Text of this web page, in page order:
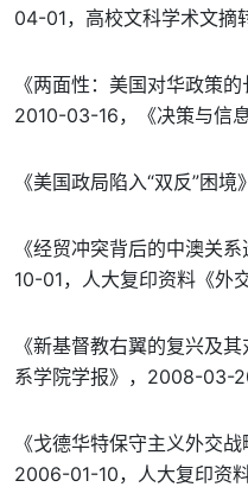
04-01，高校文科学术文摘
《两面性：美国对华政策
2010-03-16，《决策与信
《美国政局陷入“双反”困
《经贸冲突背后的中澳关
10-01，人大复印资料《外
《新基督教右翼的复兴及
系学院学报》，2008-03-
《戈德华特保守主义外交
2006-01-10，人大复印资